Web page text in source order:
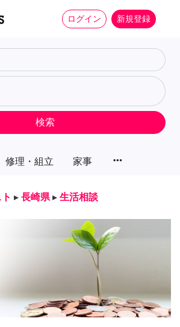
ログイン 新規登録
修理・組立 家事 more_horiz
検索
▸ 長崎県 ▸ 生活相談